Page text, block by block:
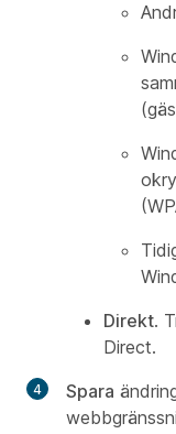
Direkt.
Direct.
Spara